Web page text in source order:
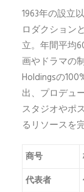
1963年の設立
ロダクション
立。年間平均
画やドラマの
Holdingsの
出、プロデュ
スタジオやポ
るリソースを
商号
代表者